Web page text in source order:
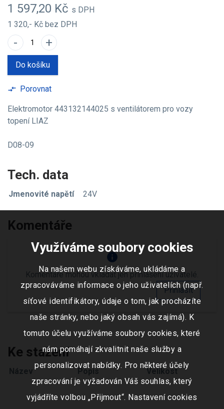
1 597,20 Kč s DPH
1 320,- Kč bez DPH
- +
Do košíku
compare_arrows Porovnat
Elektromotor 443132144025 s ventilátorem pro vozy
topení LIAZ
D08-09
Tech. data
Jmenovité napětí 24V
Komentáře
info
Komentáře mohou vkládat jen přihlášení uživatelé.
Přihlásit
Ke stažení
Název Popis Velikost
Využíváme soubory cookies
Na našem webu získáváme, ukládáme a
zpracováváme informace o jeho uživatelích (např.
síťové identifikátory, údaje o tom, jak procházíte
naše stránky, nebo jaký obsah vás zajímá). K
tomuto účelu využíváme soubory cookies, které
nám pomáhají zkvalitnit naše služby a
personalizovat nabídky. Pro některé účely
zpracování je vyžadován Váš souhlas, který
vyjádříte volbou „Přijmout“. Nastavení cookies